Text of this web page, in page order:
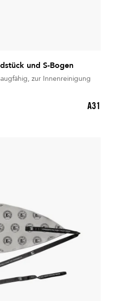
und S-Bogen
A31